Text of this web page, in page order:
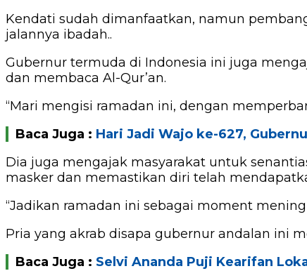
Kendati sudah dimanfaatkan, namun
jalannya ibadah..
Gubernur termuda di Indonesia ini juga
dan membaca Al-Qur’an.
“Mari mengisi ramadan ini, dengan
Baca Juga : Hari Jadi Wajo ke-627,
Dia juga mengajak masyarakat untuk
masker dan memastikan diri telah
“Jadikan ramadan ini sebagai moment
Pria yang akrab disapa gubernur andalan ini
Baca Juga : Selvi Ananda Puji Kearifan